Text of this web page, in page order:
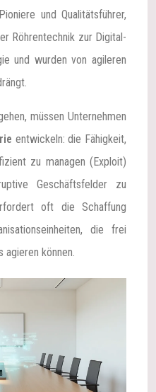
und Qualitätsführer,
Röhrentechnik zur Digital-
und wurden von agileren
müssen Unternehmen
entwickeln: die Fähigkeit,
zu managen (Exploit)
Geschäftsfelder zu
oft die Schaffung
die frei
können.